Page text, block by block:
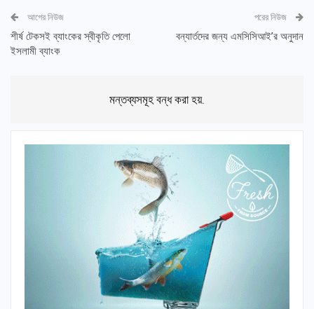
আগের নিউজ
শীর্ষ টেকসই ব্যাংকের স্বীকৃতি পেলো
ইসলামী ব্যাংক
পরের নিউজ
বন্যার্তদের জন্য এমসিসিআই’র অনুদান
মন্তব্যসমূহ বন্ধ করা হয়.